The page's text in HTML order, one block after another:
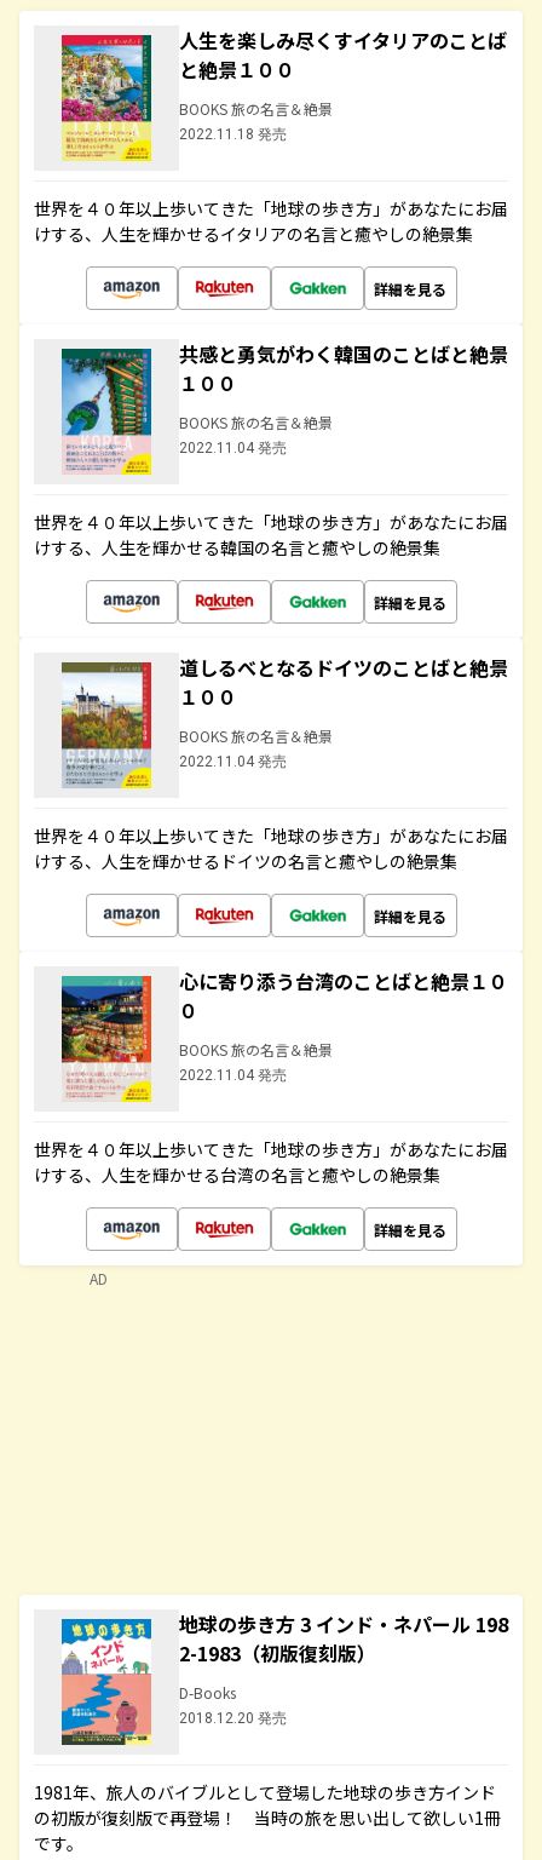
人生を楽しみ尽くすイタリアのことば
と絶景１００
BOOKS 旅の名言＆絶景
2022.11.18 発売
世界を４０年以上歩いてきた「地球の歩き方」があなたにお届
けする、人生を輝かせるイタリアの名言と癒やしの絶景集
詳細を見る
共感と勇気がわく韓国のことばと絶景
１００
BOOKS 旅の名言＆絶景
2022.11.04 発売
世界を４０年以上歩いてきた「地球の歩き方」があなたにお届
けする、人生を輝かせる韓国の名言と癒やしの絶景集
詳細を見る
道しるべとなるドイツのことばと絶景
１００
BOOKS 旅の名言＆絶景
2022.11.04 発売
世界を４０年以上歩いてきた「地球の歩き方」があなたにお届
けする、人生を輝かせるドイツの名言と癒やしの絶景集
詳細を見る
心に寄り添う台湾のことばと絶景１０
０
BOOKS 旅の名言＆絶景
2022.11.04 発売
世界を４０年以上歩いてきた「地球の歩き方」があなたにお届
けする、人生を輝かせる台湾の名言と癒やしの絶景集
詳細を見る
地球の歩き方 3 インド・ネパール 198
2-1983（初版復刻版）
D-Books
2018.12.20 発売
1981年、旅人のバイブルとして登場した地球の歩き方インド
の初版が復刻版で再登場！ 当時の旅を思い出して欲しい1冊
です。
AD